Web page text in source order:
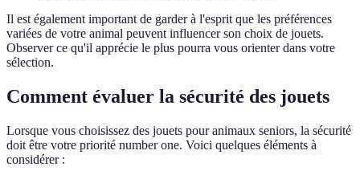
Il est également important de garder à l'esprit que les préférences
variées de votre animal peuvent influencer son choix de jouets.
Observer ce qu'il apprécie le plus pourra vous orienter dans votre
sélection.
Comment évaluer la sécurité des jouets
Lorsque vous choisissez des jouets pour animaux seniors, la sécurité
doit être votre priorité number one. Voici quelques éléments à
considérer :